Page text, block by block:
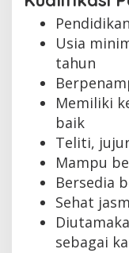
Usia
tahun
Memiliki
baik
Teliti,
Mampu
Bersedia
Sehat
sebagai